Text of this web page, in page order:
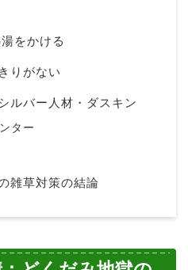
をかける
りがない
ルバー人材・ダスキン
ター
雑草対策の結論